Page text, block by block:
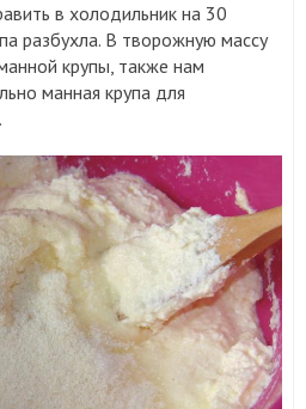
в холодильник на 30
разбухла. В творожную массу
крупы, также нам
манная крупа для